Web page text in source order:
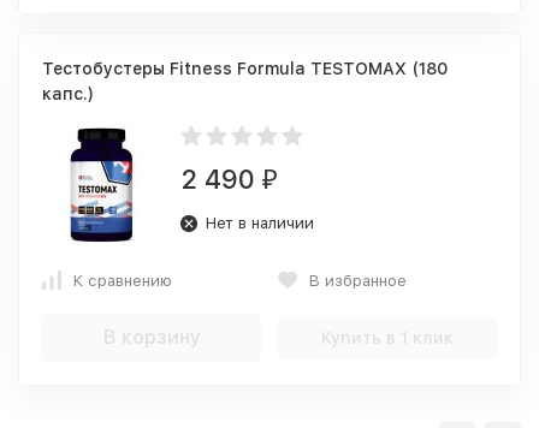
Тестобустеры Fitness Formula TESTOMAX (180
капс.)
2 490 ₽
Нет в наличии
К сравнению В избранное
В корзину Купить в 1 клик